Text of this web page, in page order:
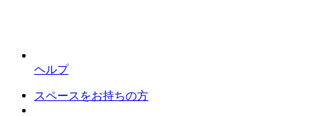
ヘルプ
スペースをお持ちの方